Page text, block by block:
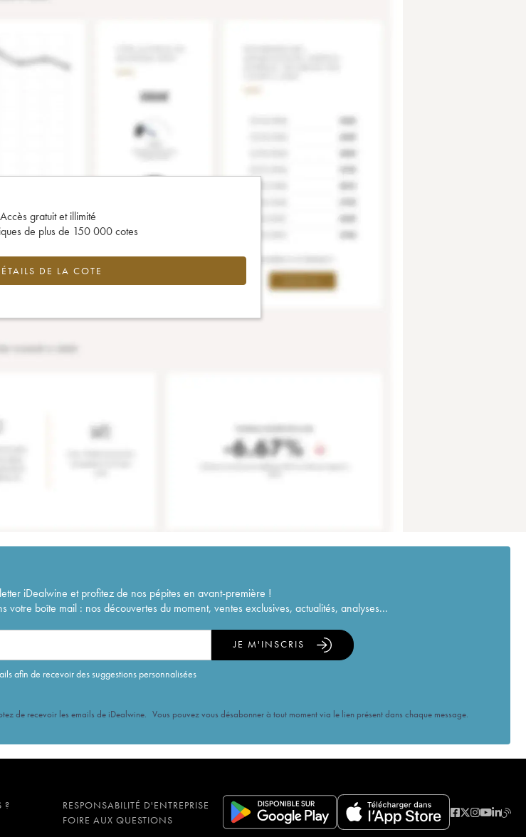
Accès gratuit et illimité
de plus de 150 000 cotes
DE LA COTE
iDealwine et profitez de nos pépites en avant-première !
votre boîte mail : nos découvertes du moment, ventes exclusives, actualités, analyses...
afin de recevoir des suggestions personnalisées
JE M'INSCRIS
de recevoir les emails de iDealwine. Vous pouvez vous désabonner à tout moment via le lien présent dans chaque message.
?
RESPONSABILITÉ D'ENTREPRISE
FOIRE AUX QUESTIONS